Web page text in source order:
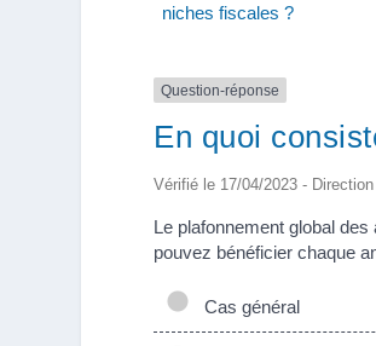
niches fiscales ?
Question-réponse
En quoi
Vérifié le 17/04/2023 -
Le plafonnement global
pouvez bénéficier chaque
Cas général